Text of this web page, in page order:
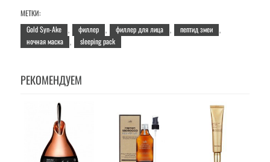
МЕТКИ:
Gold Syn-Ake
филлер филлер для лица пептид змеи
ночная маска sleeping pack
РЕКОМЕНДУЕМ